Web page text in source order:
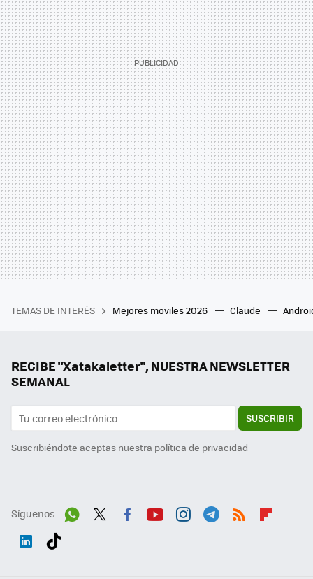
TEMAS DE INTERÉS Mejores moviles 2026 Claude
RECIBE "Xatakaletter", NUESTRA NEWSLETTER
SEMANAL
SUSCRIBIR
Suscribiéndote aceptas nuestra política de privacidad
Síguenos